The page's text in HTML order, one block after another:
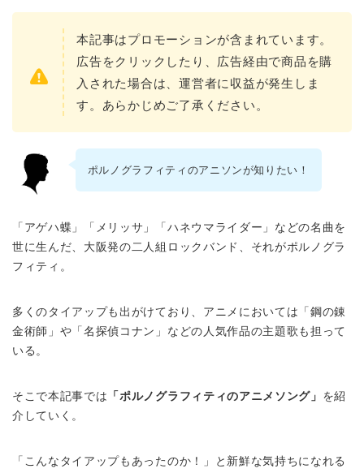
本記事はプロモーションが含まれています。
広告をクリックしたり、広告経由で商品を購
入された場合は、運営者に収益が発生しま
す。あらかじめご了承ください。
ポルノグラフィティのアニソンが知りたい！
「アゲハ蝶」「メリッサ」「ハネウマライダー」などの名曲を
世に生んだ、大阪発の二人組ロックバンド、それがポルノグラ
フィティ。
多くのタイアップも出がけており、アニメにおいては「鋼の錬
金術師」や「名探偵コナン」などの人気作品の主題歌も担って
いる。
そこで本記事では 「ポルノグラフィティのアニメソング」 を紹
介していく。
「こんなタイアップもあったのか！」と新鮮な気持ちになれる